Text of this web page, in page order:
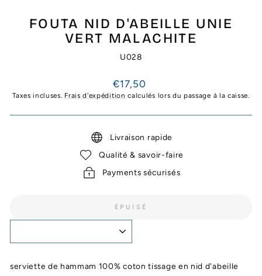
FOUTA NID D'ABEILLE UNIE
VERT MALACHITE
U028
Prix
régulier
€17,50
Taxes incluses. Frais d'expédition calculés lors du passage à la caisse.
Livraison rapide
Qualité & savoir-faire
Payments sécurisés
ÉPUISÉ
serviette de hammam 100% coton tissage en nid d'abeille